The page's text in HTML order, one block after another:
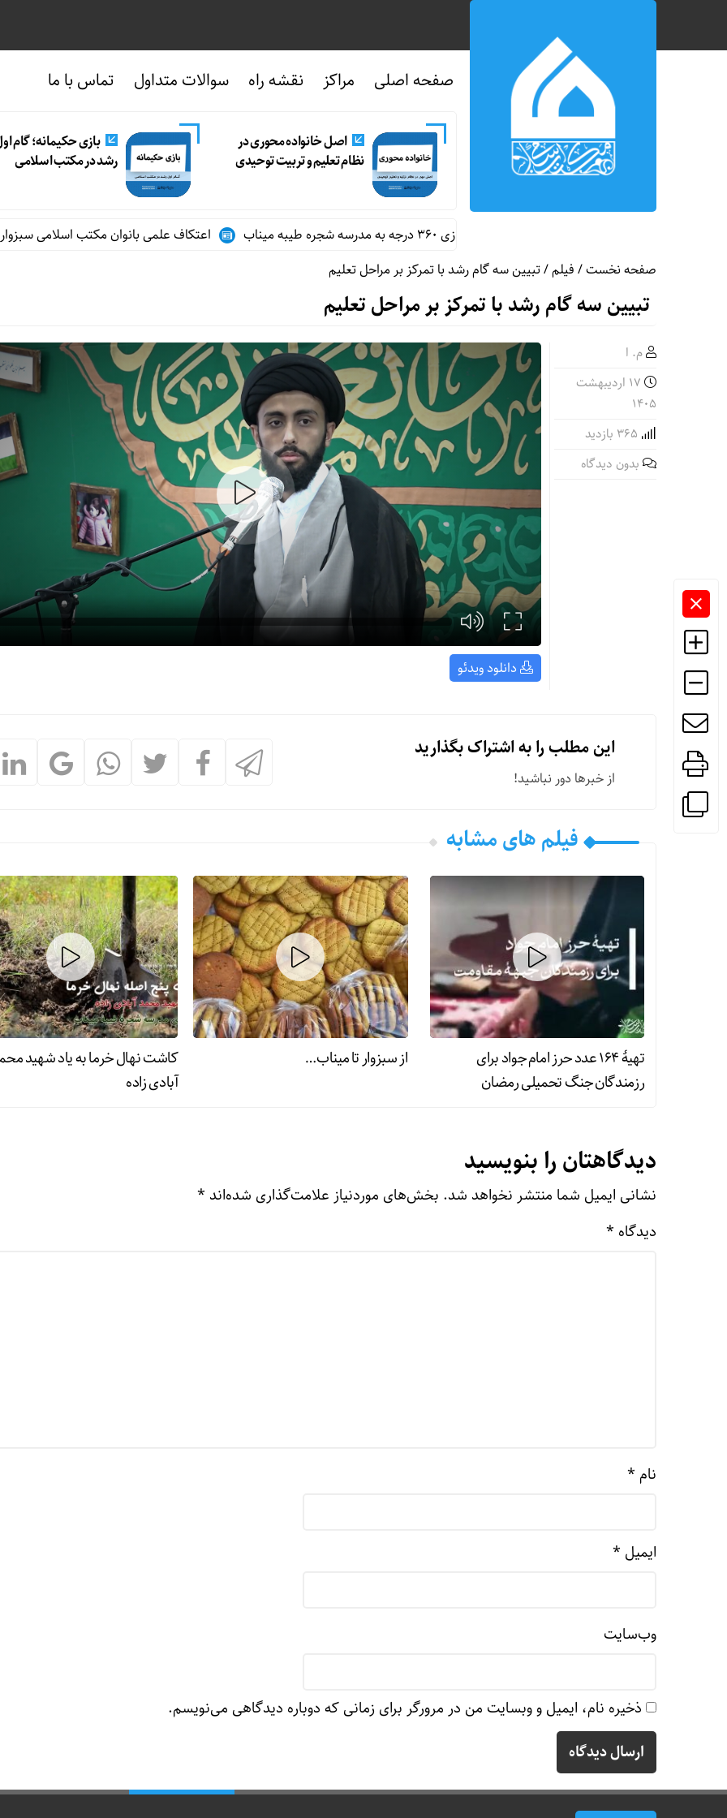
صفحه اصلی مراکز نقشه راه سوالات متداول تماس با ما
اصل خانواده محوری در
نظام تعلیم و تربیت توحیدی
بازی حکیمانه؛ گام
رشد در مکتب اسلامی
اعتکاف علمی بانوان مکتب اسلامی سبزوار در
صفحه نخست/ فیلم / تبیین سه گام رشد با تمرکز بر مراحل تعلیم
تبیین سه گام رشد با تمرکز بر مراحل تعلیم
م. ا
۱۷ اردیبهشت
۱۴۰۵
بدون دیدگاه
دانلود ویدئو
این مطلب را به اشتراک بگذارید
از خبرها دور نباشید!
فیلم های مشابه
تهیۀ ۱۶۴ عدد حرز امام جواد برای
رزمندگان جنگ تحمیلی رمضان
از سبزوار تا میناب…
کاشت نهال خرما به یاد شهید
آبادی زاده
دیدگاهتان را بنویسید
نشانی ایمیل شما منتشر نخواهد شد. بخش‌های موردنیاز علامت‌گذاری شده‌اند *
دیدگاه *
نام *
ایمیل *
وب‌سایت
ذخیره نام، ایمیل و وبسایت من در مرورگر برای زمانی که دوباره دیدگاهی می‌نویسم.